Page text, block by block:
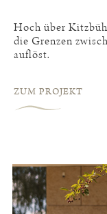
Hoch über
die Grenzen
auflöst.
ZUM PROJEKT